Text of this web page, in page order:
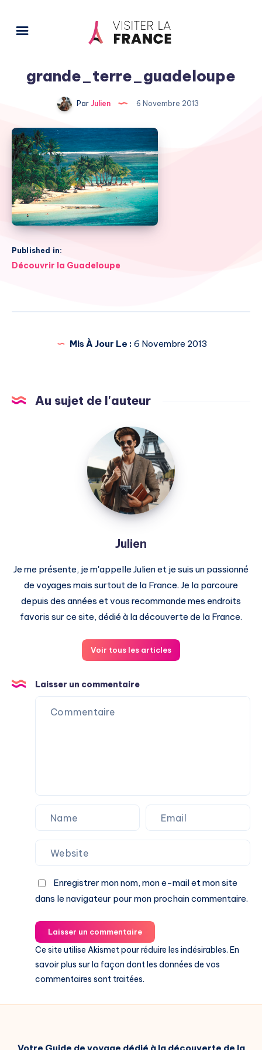
grande_terre_guadeloupe
Par Julien 6 Novembre 2013
Published in:
Navigation
Découvrir la Guadeloupe
Mis À Jour Le : 6 Novembre 2013
Au sujet de l'auteur
Julien
Julien
Je me présente, je m'appelle Julien et je suis un passionné
de voyages mais surtout de la France. Je la parcoure
depuis des années et vous recommande mes endroits
favoris sur ce site, dédié à la découverte de la France.
Voir tous les articles
Laisser un commentaire
Enregistrer mon nom, mon e-mail et mon site
dans le navigateur pour mon prochain commentaire.
Laisser un commentaire
Ce site utilise Akismet pour réduire les indésirables. En
savoir plus sur la façon dont les données de vos
commentaires sont traitées.